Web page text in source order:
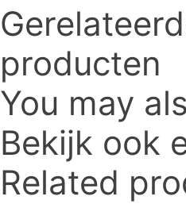
producten
You may
Bekijk ook
Related